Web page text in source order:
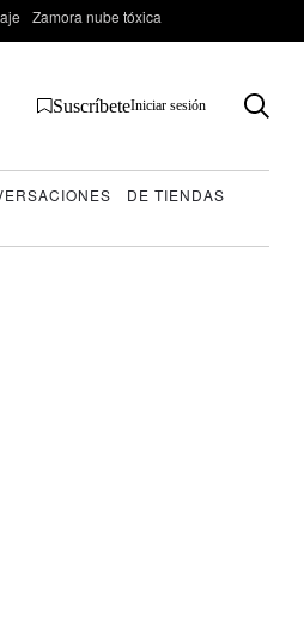
Zamora nube tóxica
SuscríbeteIniciar sesión
DE TIENDAS